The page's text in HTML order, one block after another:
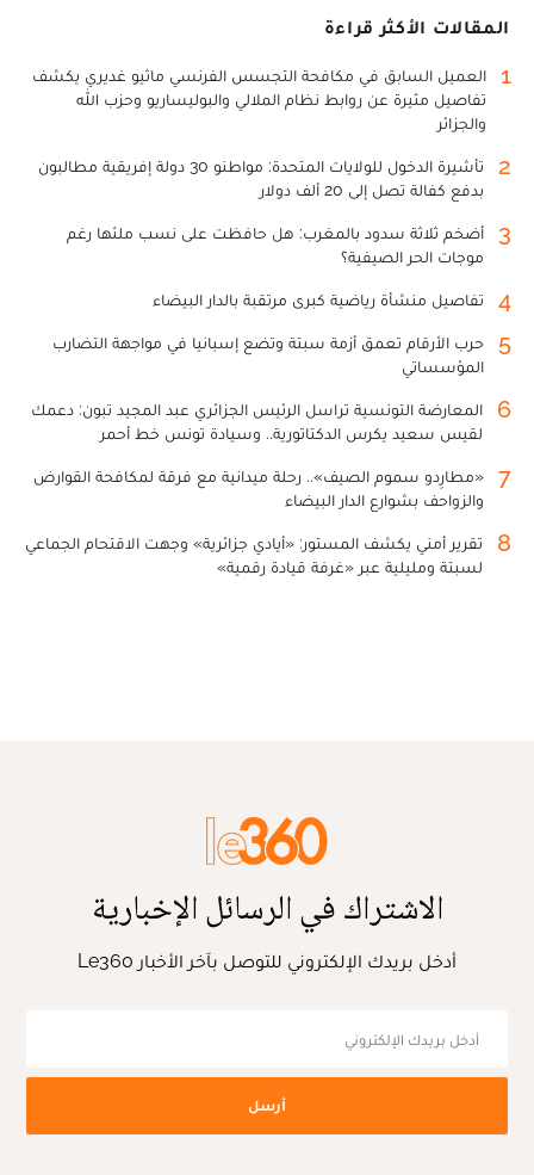
المقالات الأكثر قراءة
1
العميل السابق في مكافحة التجسس الفرنسي ماثيو غديري يكشف
تفاصيل مثيرة عن روابط نظام الملالي والبوليساريو وحزب الله
والجزائر
2
تأشيرة الدخول للولايات المتحدة: مواطنو 30 دولة إفريقية مطالبون
بدفع كفالة تصل إلى 20 ألف دولار
3
أضخم ثلاثة سدود بالمغرب: هل حافظت على نسب ملئها رغم
موجات الحر الصيفية؟
4 تفاصيل منشأة رياضية كبرى مرتقبة بالدار البيضاء
5
حرب الأرقام تعمق أزمة سبتة وتضع إسبانيا في مواجهة التضارب
المؤسساتي
6
المعارضة التونسية تراسل الرئيس الجزائري عبد المجيد تبون: دعمك
لقيس سعيد يكرس الدكتاتورية.. وسيادة تونس خط أحمر
7
«مطارِدو سموم الصيف».. رحلة ميدانية مع فرقة لمكافحة القوارض
والزواحف بشوارع الدار البيضاء
8
تقرير أمني يكشف المستور: «أيادي جزائرية» وجهت الاقتحام الجماعي
لسبتة ومليلية عبر «غرفة قيادة رقمية»
الاشتراك في الرسائل الإخبارية
أدخل بريدك الإلكتروني للتوصل بآخر الأخبار Le360
أرسل